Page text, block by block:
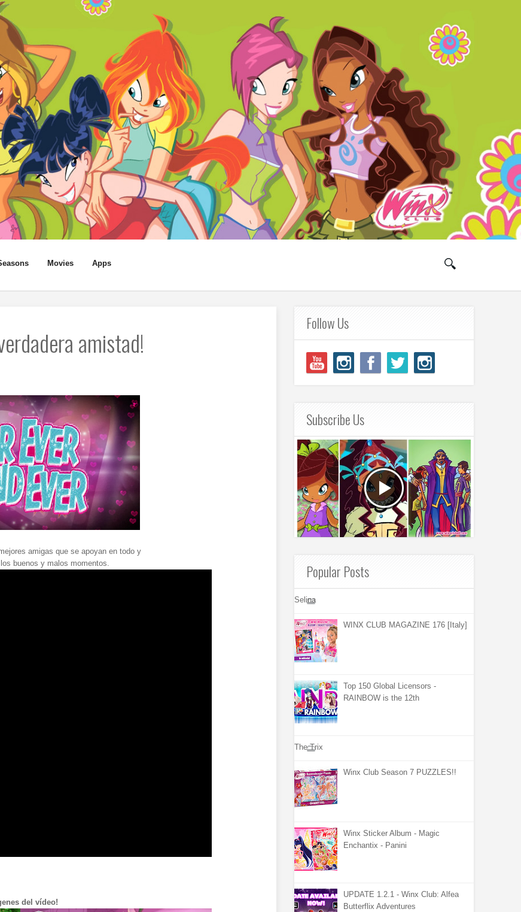
Movies Apps
amistad!
amigas que se apoyan en todo y
buenos y malos momentos.
del vídeo!
Follow Us
Subscribe Us
Popular Posts
Selina
WINX CLUB MAGAZINE 176 [Italy]
Top 150 Global Licensors -
RAINBOW is the 12th
The Trix
Winx Club Season 7 PUZZLES!!
Winx Sticker Album - Magic
Enchantix - Panini
UPDATE 1.2.1 - Winx Club: Alfea
Butterflix Adventures